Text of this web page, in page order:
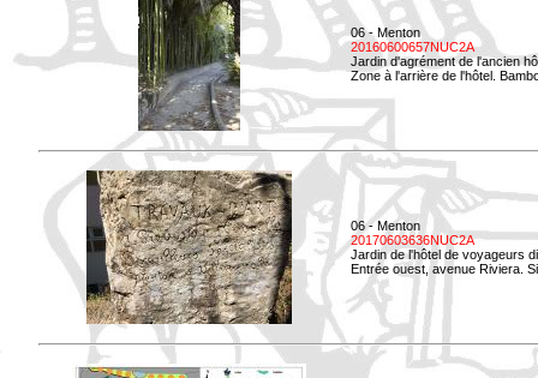
06 - Menton
20160600657NUC2A
Jardin d'agrément de l'ancien
Zone à l'arrière de l'hôtel.
06 - Menton
20170603636NUC2A
Jardin de l'hôtel de voyageurs
Entrée ouest, avenue Riviera.